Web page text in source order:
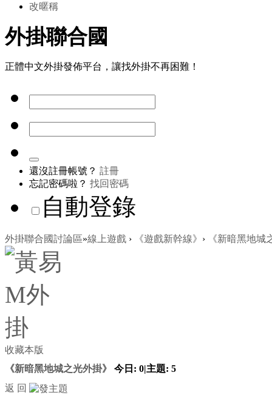
改暱稱
外掛聯合國
正體中文外掛發佈平台，讓找外掛不再困難！
還沒註冊帳號？ 註冊
忘記密碼啦？ 找回密碼
自動登錄
外掛聯合國討論區»線上遊戲 › 《遊戲新幹線》 › 《新暗黑地城
收藏本版
《新暗黑地城之光外掛》
今日: 0|主題: 5
返 回